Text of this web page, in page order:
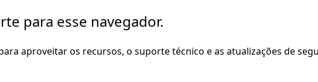
para esse navegador.
aproveitar os recursos, o suporte técnico e as atualizações de